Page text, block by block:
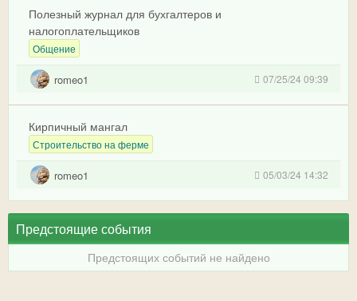
Полезный журнал для бухгалтеров и
налогоплательщиков
Общение
romeo1 07/25/24 09:39
Кирпичный мангал
Строительство на ферме
romeo1 05/03/24 14:32
Предстоящие события
Предстоящих событий не найдено